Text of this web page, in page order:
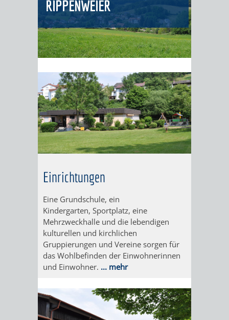
SERVICEBEREICH
VEREINE
UND
ORGANISATIONEN
EHRUNGEN
HILFREICHE
ANETCAVAILLON
IMOLA
EISLEBEN
GAN ALLIÈRES
ORTSVEREINE
GESCHICHTEGESCHICHTE
RIPPENWEIER
Einrichtungen
Eine Grundschule, ein
Kindergarten, Sportplatz, eine
Mehrzweckhalle und die lebendigen
kulturellen und kirchlichen
Gruppierungen und Vereine sorgen für
das Wohlbefinden der Einwohnerinnen
und Einwohner. ... mehr